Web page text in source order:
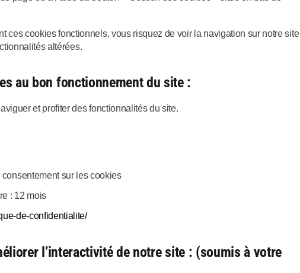
ces cookies fonctionnels, vous risquez de voir la navigation sur notre site
altérées.
au bon fonctionnement du site :
et profiter des fonctionnalités du site.
sur les cookies
: 12 mois
de-confidentialite/
l’interactivité de notre site : (soumis à votre